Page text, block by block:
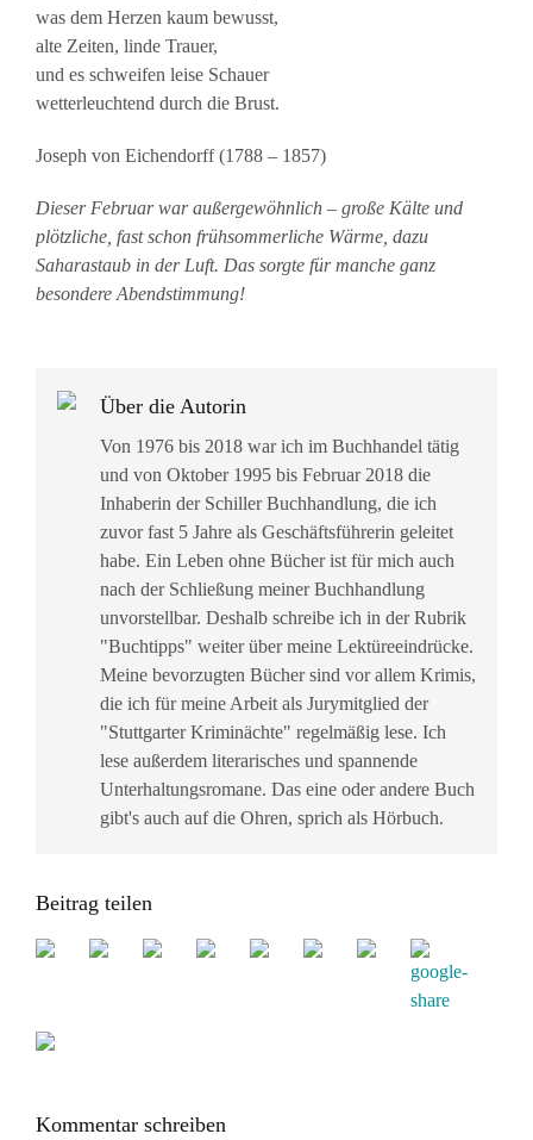
was dem Herzen kaum bewusst,
alte Zeiten, linde Trauer,
und es schweifen leise Schauer
wetterleuchtend durch die Brust.
Joseph von Eichendorff (1788 – 1857)
Dieser Februar war außergewöhnlich – große Kälte und
plötzliche, fast schon frühsommerliche Wärme, dazu
Saharastaub in der Luft. Das sorgte für manche ganz
besondere Abendstimmung!
Über die Autorin
Von 1976 bis 2018 war ich im Buchhandel tätig
und von Oktober 1995 bis Februar 2018 die
Inhaberin der Schiller Buchhandlung, die ich
zuvor fast 5 Jahre als Geschäftsführerin geleitet
habe. Ein Leben ohne Bücher ist für mich auch
nach der Schließung meiner Buchhandlung
unvorstellbar. Deshalb schreibe ich in der Rubrik
"Buchtipps" weiter über meine Lektüreeindrücke.
Meine bevorzugten Bücher sind vor allem Krimis,
die ich für meine Arbeit als Jurymitglied der
"Stuttgarter Kriminächte" regelmäßig lese. Ich
lese außerdem literarisches und spannende
Unterhaltungsromane. Das eine oder andere Buch
gibt's auch auf die Ohren, sprich als Hörbuch.
Beitrag teilen
Kommentar schreiben